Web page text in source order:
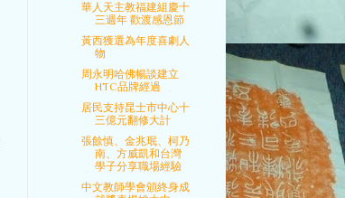
華人天主教福建組慶十
三週年 歡渡感恩節
黃西獲選為年度喜劇人
物
周永明哈佛暢談建立
HTC品牌經過
居民支持昆士市中心十
三億元翻修大計
張餘慎、金兆珉、柯乃
南、方威凱和台灣
學子分享職場經驗
中文教師學會頒終身成